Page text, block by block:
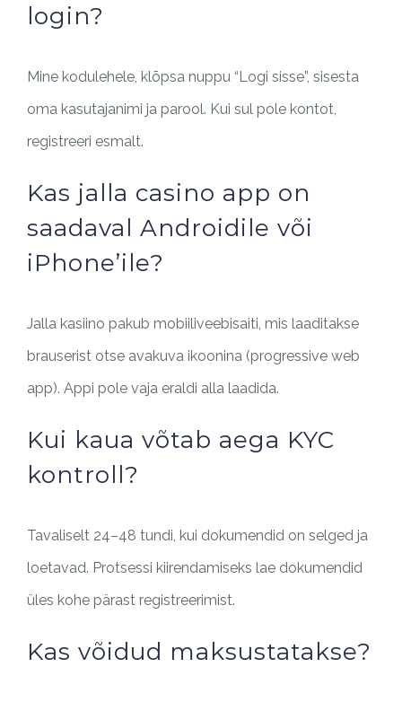
login?
Mine kodulehele, klõpsa nuppu “Logi sisse”, sisesta
oma kasutajanimi ja parool. Kui sul pole kontot,
registreeri esmalt.
Kas jalla casino app on
saadaval Androidile või
iPhone’ile?
Jalla kasiino pakub mobiiliveebisaiti, mis laaditakse
brauserist otse avakuva ikoonina (progressive web
app). Appi pole vaja eraldi alla laadida.
Kui kaua võtab aega KYC
kontroll?
Tavaliselt 24–48 tundi, kui dokumendid on selged ja
loetavad. Protsessi kiirendamiseks lae dokumendid
üles kohe pärast registreerimist.
Kas võidud maksustatakse?